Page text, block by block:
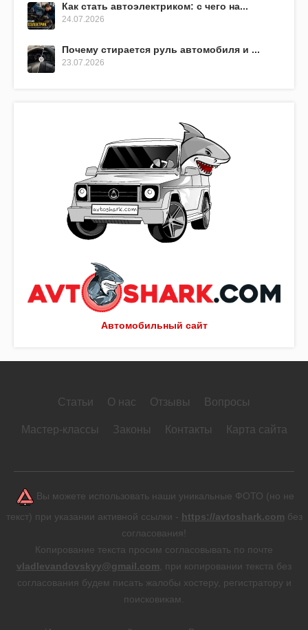
Автомобильный сайт
Как стать автоэлектриком: с чего на...
24.07.2026
Почему стирается руль автомобиля и ...
23.07.2026
Статьи О нас Отзывы Вопросы
Мастер-классы Законы Контакты Карта сайта
Вы можете использовать наши уникальные ФОТО (но не
текст) при указании активной ссылки - https://avtoshark.com без
согласования!
Копирование текста просим согласовывать по почте
vladlevandovskyy@gmail.com , при копировании текста без
согласования будем писать жалобы хостеру, регистратору и
поисковикам.